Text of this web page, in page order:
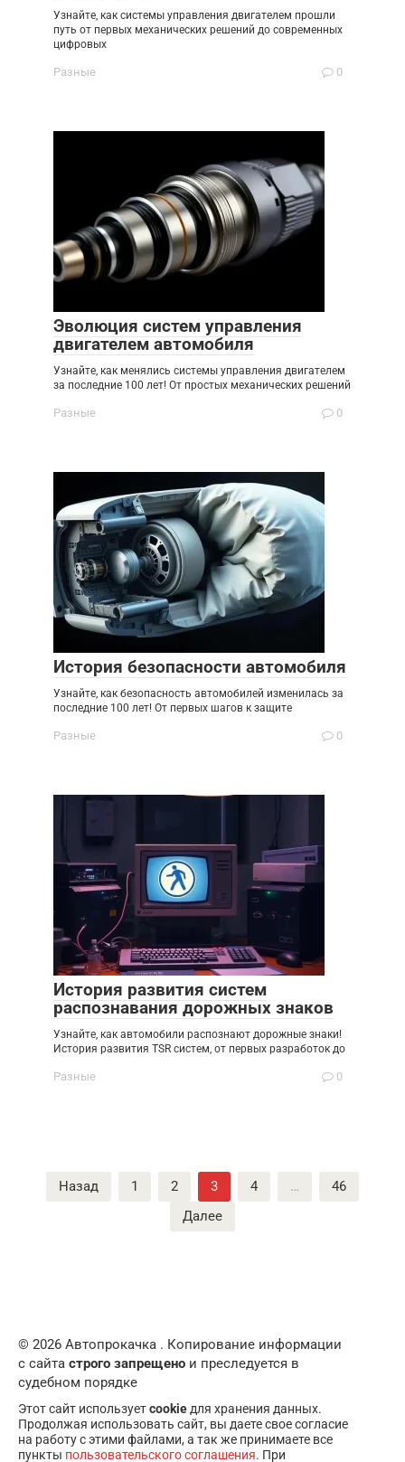
Узнайте, как системы управления двигателем прошли
путь от первых механических решений до современных
цифровых
Разные 0
Эволюция систем управления
двигателем автомобиля
Узнайте, как менялись системы управления двигателем
за последние 100 лет! От простых механических решений
Разные 0
История безопасности автомобиля
Узнайте, как безопасность автомобилей изменилась за
последние 100 лет! От первых шагов к защите
Разные 0
История развития систем
распознавания дорожных знаков
Узнайте, как автомобили распознают дорожные знаки!
История развития TSR систем, от первых разработок до
Разные 0
Пагинация
записей
Назад 1 2 3 4 …
46
Далее
© 2026 Автопрокачка . Копирование информации
с сайта строго запрещено и преследуется в
судебном порядке
Этот сайт используетcookie для хранения данных.
Продолжая использовать сайт, вы даете свое согласие
на работу с этими файлами, а так же принимаете все
пункты пользовательского соглашения. При